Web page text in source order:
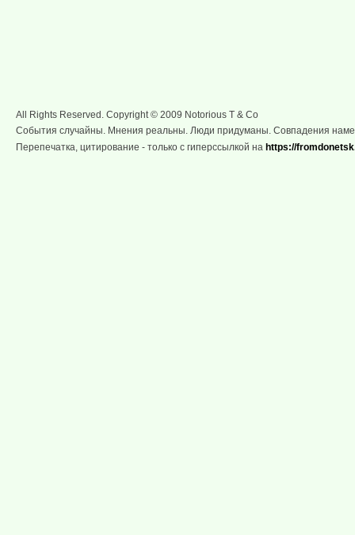
All Rights Reserved. Copyright © 2009 Notorious T & Co
События случайны. Мнения реальны. Люди придуманы. Совпадения
Перепечатка, цитирование - только с гиперссылкой на https://